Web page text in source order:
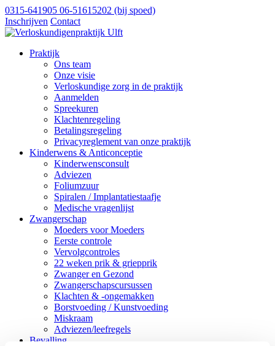
0315-641905 06-51615202 (bij spoed)
Inschrijven Contact
Praktijk
Ons team
Onze visie
Verloskundige zorg in de praktijk
Aanmelden
Spreekuren
Klachtenregeling
Betalingsregeling
Privacyreglement van onze praktijk
Kinderwens & Anticonceptie
Kinderwensconsult
Adviezen
Foliumzuur
Spiralen / Implantatiestaafje
Medische vragenlijst
Zwangerschap
Moeders voor Moeders
Eerste controle
Vervolgcontroles
22 weken prik & griepprik
Zwanger en Gezond
Zwangerschapscursussen
Klachten & -ongemakken
Borstvoeding / Kunstvoeding
Miskraam
Adviezen/leefregels
Bevalling